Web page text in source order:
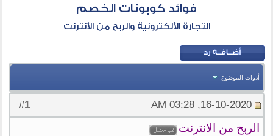
فوائد كوبونات الخصم
التجارة الألكترونية والربح من الأنترنت
أدوات الموضوع
#
1 16-10-2020, 03:28 AM
الربح من الانترنت